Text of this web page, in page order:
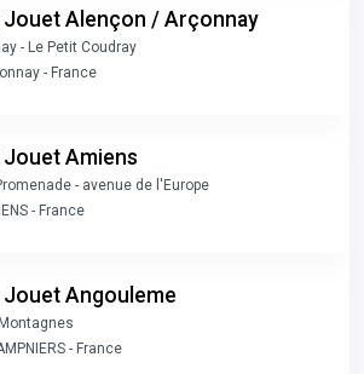
Jouet Alençon / Arçonnay
- Le Petit Coudray
- France
Jouet Amiens
- avenue de l'Europe
- France
Jouet Angouleme
- France